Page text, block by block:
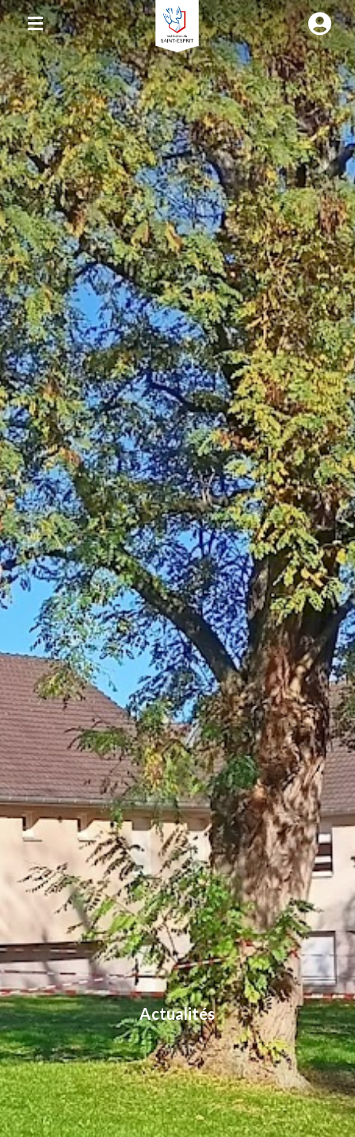
Actualités